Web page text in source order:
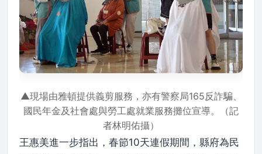
▲現場由雅頓提供義剪服務，亦有警察局165反詐騙、
國民年金及社會處與勞工處就業服務攤位宣導。（記
者林明佑攝）
王惠美進一步指出，春節10天連假期間，縣府為民